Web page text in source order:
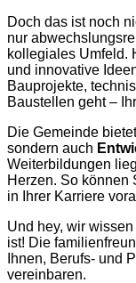
Doch das ist noch
nur
kollegiales Umfeld.
und innovative
Bauprojekte,
Baustellen geht –
Die Gemeinde
sondern auch
Weiterbildungen
Herzen. So können
in Ihrer Karriere
Und hey, wir
ist! Die
Ihnen, Berufs- und
vereinbaren.